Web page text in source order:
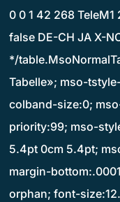
0 0 1 42 268
false DE-CH JA X-
*/
Tabelle»; mso-
colband-size:0;
priority:99; mso-
5.4pt 0cm 5.4pt;
margin-
orphan; font-